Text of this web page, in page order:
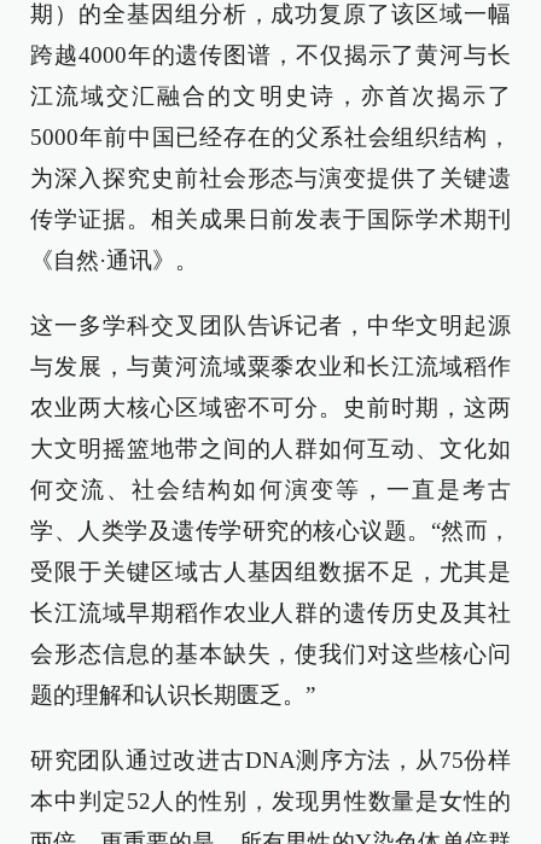
期）的全基因组分析，成功复原了该区域一幅
跨越4000年的遗传图谱，不仅揭示了黄河与长
江流域交汇融合的文明史诗，亦首次揭示了
5000年前中国已经存在的父系社会组织结构，
为深入探究史前社会形态与演变提供了关键遗
传学证据。相关成果日前发表于国际学术期刊
《自然·通讯》。
这一多学科交叉团队告诉记者，中华文明起源
与发展，与黄河流域粟黍农业和长江流域稻作
农业两大核心区域密不可分。史前时期，这两
大文明摇篮地带之间的人群如何互动、文化如
何交流、社会结构如何演变等，一直是考古
学、人类学及遗传学研究的核心议题。“然而，
受限于关键区域古人基因组数据不足，尤其是
长江流域早期稻作农业人群的遗传历史及其社
会形态信息的基本缺失，使我们对这些核心问
题的理解和认识长期匮乏。”
研究团队通过改进古DNA测序方法，从75份样
本中判定52人的性别，发现男性数量是女性的